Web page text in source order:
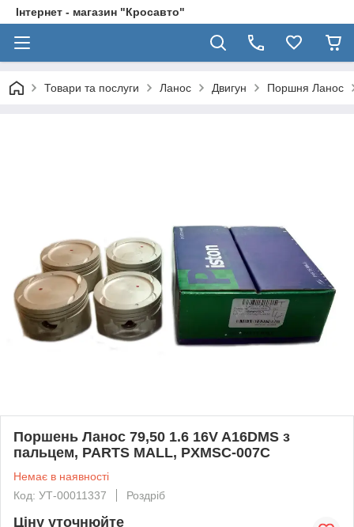
Інтернет - магазин "Кросавто"
Товари та послуги Ланос Двигун Поршня Ланос
Поршень Ланос 79,50 1.6 16V A16DMS з
пальцем, PARTS MALL, PXMSC-007C
Немає в наявності
Код: УТ-00011337
Роздріб
Ціну уточнюйте